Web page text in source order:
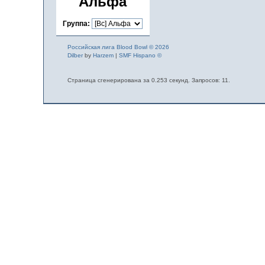
Группа:
Российская лига Blood Bowl © 2026
Dilberby Harzem| SMF Hispano ©
Страница сгенерирована за 0.253 секунд. Запросов: 11.